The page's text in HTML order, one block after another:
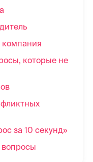
компания
которые не
за 10 секунд»
вопросы